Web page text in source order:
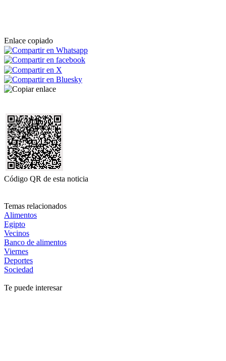
Enlace copiado
Código QR de esta noticia
Temas relacionados
Alimentos
Egipto
Vecinos
Banco de alimentos
Viernes
Deportes
Sociedad
Te puede interesar